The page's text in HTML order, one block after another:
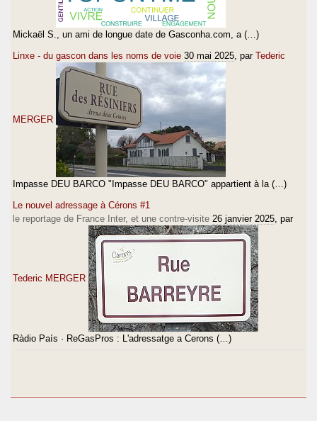
Mickaël S., un ami de longue date de Gasconha.com, a (…)
Linxe - du gascon dans les noms de voie 30 mai 2025 , par Tederic
MERGER
Impasse DEU BARCO "Impasse DEU BARCO" appartient à la (…)
Le nouvel adressage à Cérons #1
le reportage de France Inter, et une contre-visite 26 janvier 2025 , par
Tederic MERGER
Ràdio País · ReGasPros : L'adressatge a Cerons (…)